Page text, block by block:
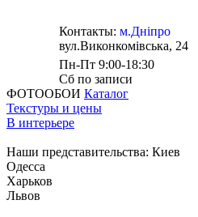
Контакты: м.Дніпро
вул.Виконкомівська, 24
Пн-Пт 9:00-18:30
Сб по записи
ФОТООБОИ Каталог
Текстуры и цены
В интерьере
Наши представительства: Киев
Одесса
Харьков
Львов